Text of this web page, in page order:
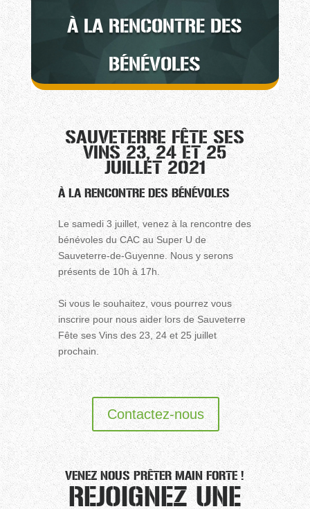
À LA RENCONTRE DES
BÉNÉVOLES
SAUVETERRE FÊTE SES
VINS 23, 24 ET 25
JUILLET 2021
À LA RENCONTRE DES BÉNÉVOLES
Le samedi 3 juillet, venez à la rencontre des
bénévoles du CAC au Super U de
Sauveterre-de-Guyenne. Nous y serons
présents de 10h à 17h.
Si vous le souhaitez, vous pourrez vous
inscrire pour nous aider lors de Sauveterre
Fête ses Vins des 23, 24 et 25 juillet
prochain.
Contactez-nous
VENEZ NOUS PRÊTER MAIN FORTE !
REJOIGNEZ UNE